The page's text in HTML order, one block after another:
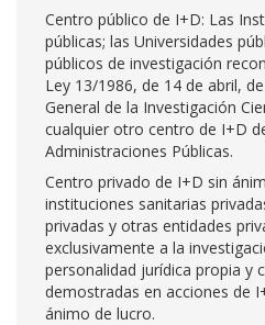
Centro público de I+D: Las
públicas; las Universidades
públicos de investigación
Ley 13/1986, de 14 de abril,
General de la Investigación
cualquier otro centro de I+D
Administraciones Públicas.
Centro privado de I+D sin
instituciones sanitarias
privadas y otras entidades
exclusivamente a la
personalidad jurídica propia y
demostradas en acciones de
ánimo de lucro.